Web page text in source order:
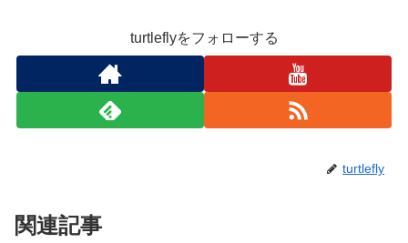
turtleflyをフォローする
turtlefly
関連記事